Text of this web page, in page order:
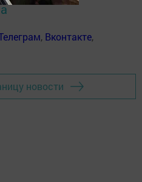
, Вконтакте,
новости